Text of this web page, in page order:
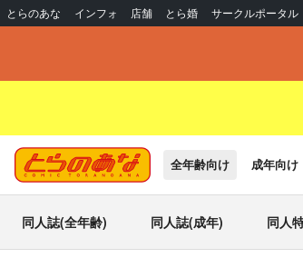
とらのあな インフォ 店舗 とら婚 サークルポータル
全年齢向け 成年向け
同人誌(全年齢) 同人誌(成年) 同人